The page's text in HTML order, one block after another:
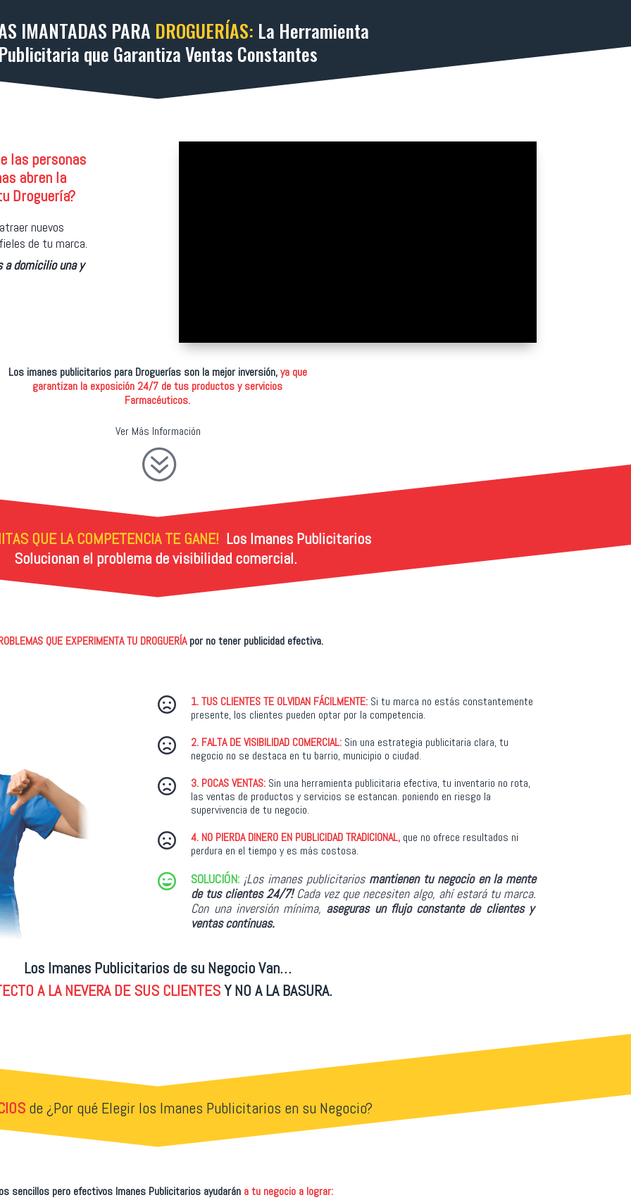
IMANTADAS PARA DROGUERÍAS: La Herramienta
que Garantiza Ventas Constantes
las personas
abren la
Droguería?
nuevos
de tu marca.
a domicilio una y
Los imanes publicitarios para Droguerías son la mejor inversión,ya que
garantizan la exposición 24/7 de tus productos y servicios
Farmacéuticos.
Ver Más Información
?
QUE LA COMPETENCIA TE GANE! Los Imanes Publicitarios
Solucionan el problema de visibilidad comercial.
QUE EXPERIMENTA TU DROGUERÍApor no tener publicidad efectiva.
 1.TUS CLIENTES TE OLVIDAN FÁCILMENTE: Si tu marca no estás constantemente
presente, los clientes pueden optar por la competencia.
 2. FALTA DE VISIBILIDAD COMERCIAL: Sin una estrategia publicitaria clara, tu
negocio no se destaca en tu barrio, municipio o ciudad.
 3. POCAS VENTAS: Sin una herramienta publicitaria efectiva, tu inventario no rota,
las ventas de productos y servicios se estancan. poniendo en riesgo la
supervivencia de tu negocio.
 4. NO PIERDA DINERO EN PUBLICIDAD TRADICIONAL, que no ofrece resultados ni
perdura en el tiempo y es más costosa.
 SOLUCIÓN: ¡Los imanes publicitarios mantienen tu negocioen la mente
de tus clientes 24/7!Cada vez que necesiten algo, ahí estará tu marca.
Con una inversión mínima, aseguras un flujo constante de clientes y
ventas continuas.
Los Imanes Publicitarios de su Negocio Van…
A LA NEVERA DE SUS CLIENTESY NO A LABASURA.
de ¿Por qué Elegir los Imanes Publicitarios en su Negocio?
sencillos pero efectivos Imanes Publicitarios ayudarán a tu negocio a lograr: